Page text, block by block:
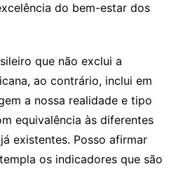
do bem-estar dos
que não exclui a
ao contrário, inclui em
a nossa realidade e tipo
equivalência às diferentes
existentes. Posso afirmar
os indicadores que são